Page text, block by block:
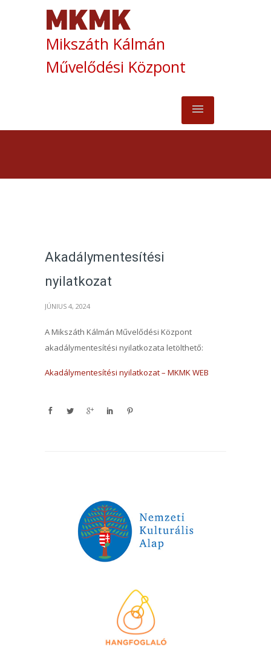
Mikszáth Kálmán
Művelődési Központ
Akadálymentesítési
nyilatkozat
JÚNIUS 4, 2024
A Mikszáth Kálmán Művelődési Központ
akadálymentesítési nyilatkozata letölthető:
Akadálymentesítési nyilatkozat – MKMK WEB